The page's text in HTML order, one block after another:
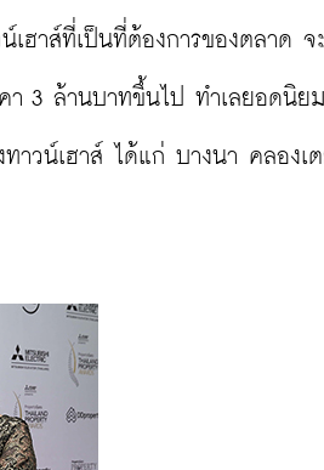
เฮาส์ที่เป็นที่ต้องการของตลาด
า 3 ล้านบาทขึ้นไป ทำเลยอดนิ
าวน์เฮาส์ ได้แก่ บางนา คลอง